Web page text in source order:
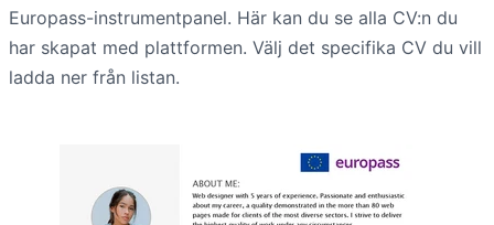
Europass-instrumentpanel. Här kan du se alla CV:n du
har skapat med plattformen. Välj det specifika CV du vill
ladda ner från listan.